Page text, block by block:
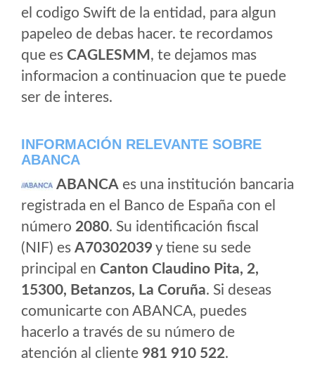
el codigo Swift de la entidad, para algun
papeleo de debas hacer. te recordamos
que es CAGLESMM , te dejamos mas
informacion a continuacion que te puede
ser de interes.
INFORMACIÓN RELEVANTE SOBRE
ABANCA
ABANCA es una institución bancaria
registrada en el Banco de España con el
número 2080. Su identificación fiscal
(NIF) es A70302039 y tiene su sede
principal en Canton Claudino Pita, 2,
15300, Betanzos, La Coruña. Si deseas
comunicarte con ABANCA, puedes
hacerlo a través de su número de
atención al cliente 981 910 522.